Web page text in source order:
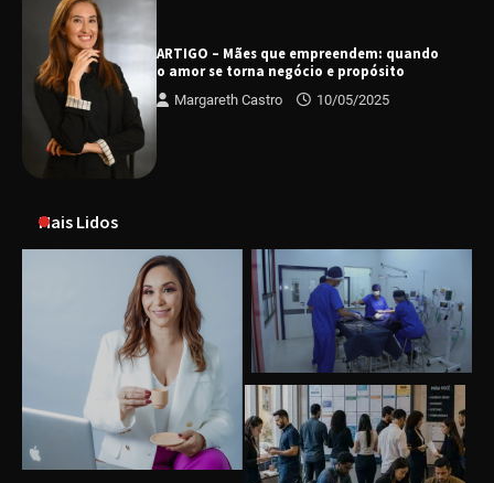
ARTIGO – Mães que empreendem: quando
o amor se torna negócio e propósito
Margareth Castro 10/05/2025
Mais Lidos